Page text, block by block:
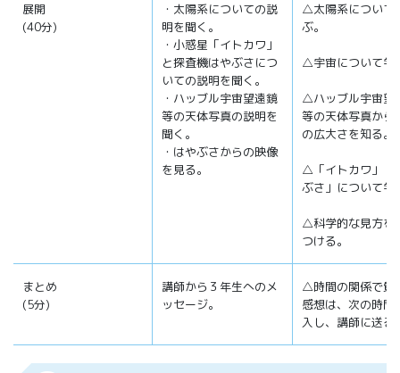
展開
(40分)
・太陽系についての説
明を聞く。
・小惑星「イトカワ」
と探査機はやぶさにつ
いての説明を聞く。
・ハッブル宇宙望遠鏡
等の天体写真の説明を
聞く。
・はやぶさからの映像
を見る。
△太陽系について
ぶ。
△宇宙について学
△ハッブル宇宙望
等の天体写真から
の広大さを知る。
△「イトカワ」「
ぶさ」について学
△科学的な見方を
つける。
まとめ
(5分)
講師から３年生へのメ
ッセージ。
△時間の関係で質
感想は、次の時間
入し、講師に送る